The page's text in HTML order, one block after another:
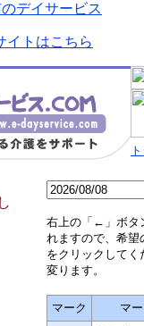
デイサービス
イトはこちら
右上の「←」ボタ
れますので、希望
をクリックして
変ります。
マーク マ